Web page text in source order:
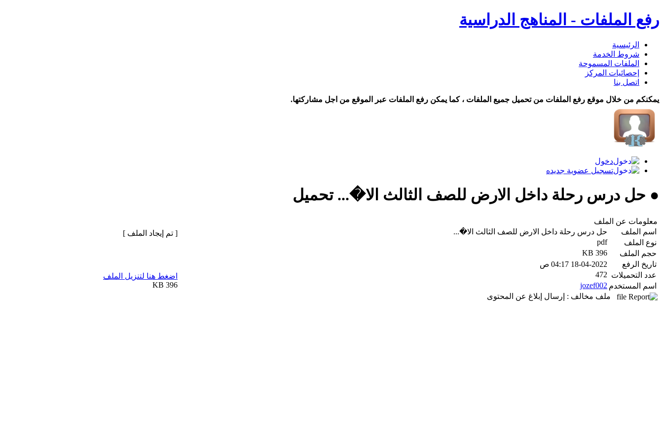
رفع الملفات - المناهج الدراسية
الرئيسية
شروط الخدمة
الملفات المسموحة
إحصائيات المركز
اتصل بنا
يمكنكم من خلال موقع رفع الملفات من تحميل جميع الملفات ، كما يمكن رفع الملفات عبر الموقع من اجل مشاركتها.
دخول
تسجيل عضوية جديده
● حل درس رحلة داخل الارض للصف الثالث الا�... تحميل
معلومات عن الملف
اسم الملف
حل درس رحلة داخل الارض للصف الثالث الا�...
نوع الملف
pdf
حجم الملف
396 KB
تاريخ الرفع
18-04-2022 04:17 ص
عدد التحميلات 472
اسم المستخدم jozef002
ملف مخالف : إرسال إبلاغ عن المحتوى
[ تم إيجاد الملف ]
اضغط هنا لتنزيل الملف
396 KB